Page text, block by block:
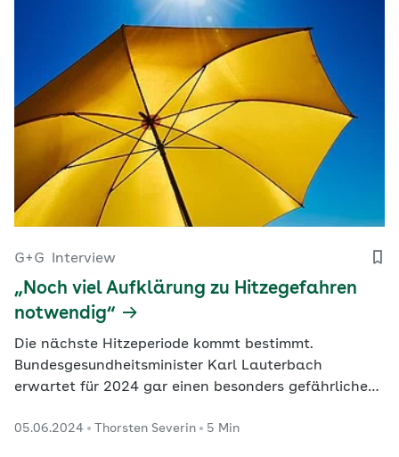
G+G Interview
„Noch viel Aufklärung zu Hitzegefahren
notwendig“
Die nächste Hitzeperiode kommt bestimmt.
Bundesgesundheitsminister Karl Lauterbach
erwartet für 2024 gar einen besonders gefährlichen
Gesundheitsamtes in Potsdam und Vorsitzende des
05.06.2024 Thorsten Severin 5 Min